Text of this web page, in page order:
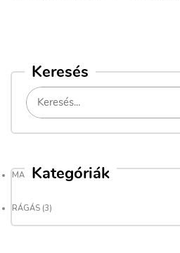
Keresés
Kategóriák
MAGAZIN(9)
RÁGÁS (3)